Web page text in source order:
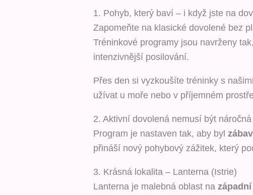
1. Pohyb, který baví – i když jste na
Zapomeňte na klasické dovolené bez
Tréninkové programy jsou navrženy
intenzivnější posilování.
Přes den si vyzkoušíte tréninky s
užívat u moře nebo v příjemném
2. Aktivní dovolená nemusí být
Program je nastaven tak, aby byl
přináší nový pohybový zážitek, který
3. Krásná lokalita – Lanterna (Istrie)
Lanterna je malebná oblast na